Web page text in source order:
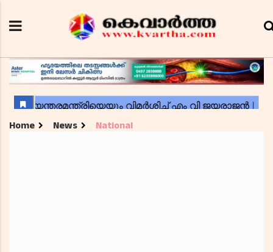
Home News National